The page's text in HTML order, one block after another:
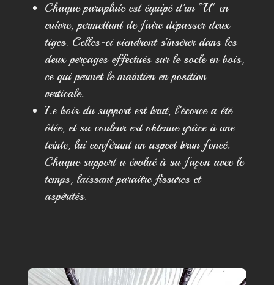
Chaque parapluie est équipé d'un "U" en
cuivre, permettant de faire dépasser deux
tiges. Celles-ci viendront s'insérer dans les
deux perçages effectués sur le socle en bois,
ce qui permet le maintien en position
verticale.
Le bois du support est brut, l'écorce a été
ôtée, et sa couleur est obtenue grâce à une
teinte, lui conférant un aspect brun foncé.
Chaque support a évolué à sa façon avec le
temps, laissant paraitre fissures et
aspérités.